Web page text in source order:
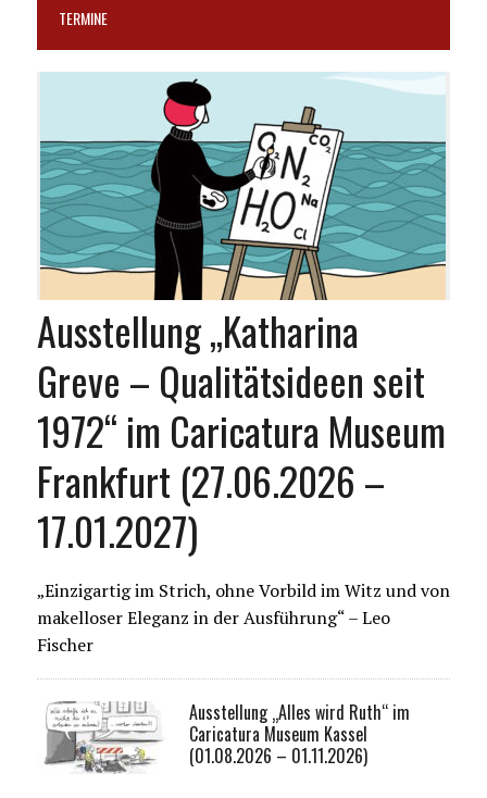
TERMINE
Ausstellung „Katharina
Greve – Qualitätsideen seit
1972“ im Caricatura Museum
Frankfurt (27.06.2026 –
17.01.2027)
„Einzigartig im Strich, ohne Vorbild im Witz und von
makelloser Eleganz in der Ausführung“ – Leo
Fischer
Ausstellung „Alles wird Ruth“ im
Caricatura Museum Kassel
(01.08.2026 – 01.11.2026)